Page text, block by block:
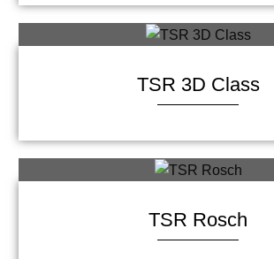
TSR 3D Class
TSR Rosch